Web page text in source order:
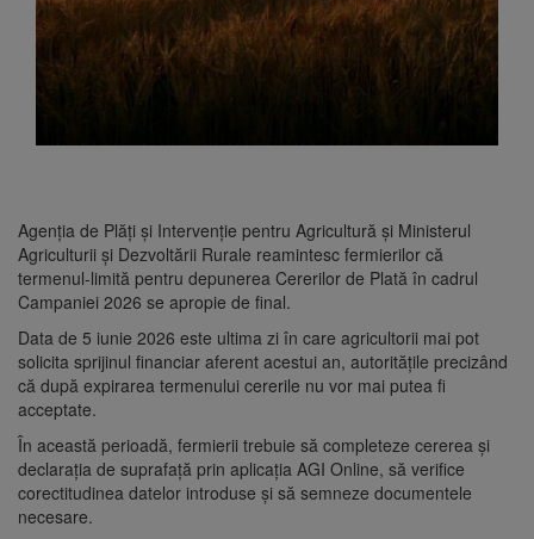
Agenția de Plăți și Intervenție pentru Agricultură și Ministerul
Agriculturii și Dezvoltării Rurale reamintesc fermierilor că
termenul-limită pentru depunerea Cererilor de Plată în cadrul
Campaniei 2026 se apropie de final.
Data de 5 iunie 2026 este ultima zi în care agricultorii mai pot
solicita sprijinul financiar aferent acestui an, autoritățile precizând
că după expirarea termenului cererile nu vor mai putea fi
acceptate.
În această perioadă, fermierii trebuie să completeze cererea și
declarația de suprafață prin aplicația AGI Online, să verifice
corectitudinea datelor introduse și să semneze documentele
necesare.